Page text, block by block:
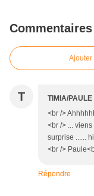
Commentaires
Ajouter
T TIMIA/PAULE
<br />
<br /> ...
surprise ......
<br />
Répondre